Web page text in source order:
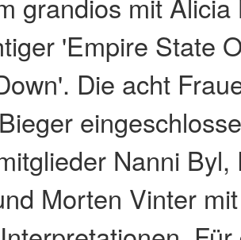
'Empire State
Die acht
Nanni Byl,
Morten Vinter